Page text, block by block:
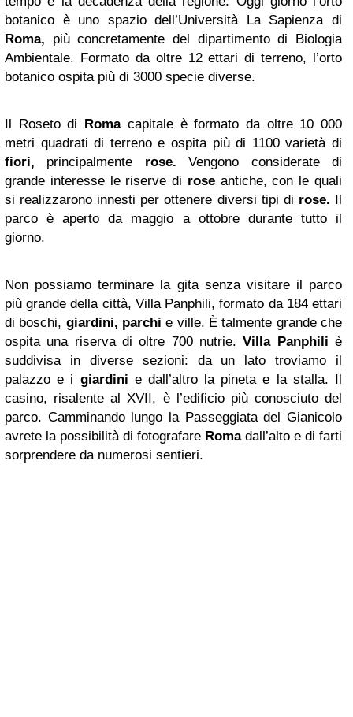
botanico è uno spazio dell’Università La Sapienza di
Roma, più concretamente del dipartimento di Biologia
Ambientale. Formato da oltre 12 ettari di terreno, l’orto
botanico ospita più di 3000 specie diverse.
Il Roseto di Romacapitale è formato da oltre 10 000
metri quadrati di terreno e ospita più di 1100 varietà di
fiori, principalmente rose. Vengono considerate di
grande interesse le riserve di roseantiche, con le quali
si realizzarono innesti per ottenere diversi tipi di rose.
parco è aperto da maggio a ottobre durante tutto il
giorno.
Non possiamo terminare la gita senza visitare il parco
più grande della città, Villa Panphili, formato da 184 ettari
di boschi, giardini, parchi e ville. È talmente grande che
ospita una riserva di oltre 700 nutrie.Villa Panphili è
suddivisa in diverse sezioni: da un lato troviamo il
palazzo e i giardini e dall’altro la pineta e la stalla. Il
casino, risalente al XVII, è l’edificio più conosciuto del
parco. Camminando lungo la Passeggiata del Gianicolo
avrete la possibilità di fotografare Romadall’alto e di farti
sorprendere da numerosi sentieri.